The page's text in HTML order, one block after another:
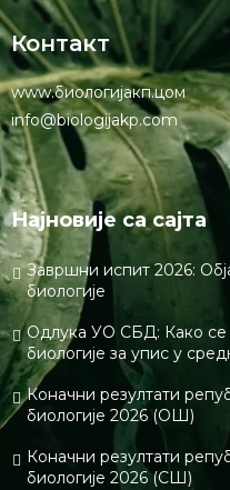
Контакт
www.биологијакп.цом
info@biologijakp.com
Најновије са сајта
Завршни испит 2026:
биологије
Одлука УО СБД: Како се
биологије за упис у
Коначни резултати
биологије 2026 (ОШ)
Коначни резултати
биологије 2026 (СШ)